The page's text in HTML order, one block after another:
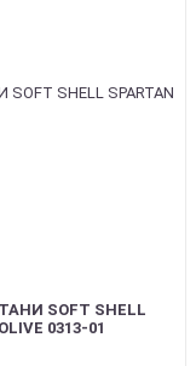
SOFT SHELL
0313-01